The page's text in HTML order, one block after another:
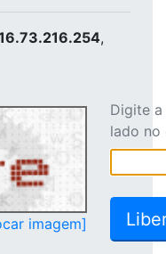
,
imagem]
Digite
lado no